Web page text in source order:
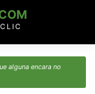
alguna encara no